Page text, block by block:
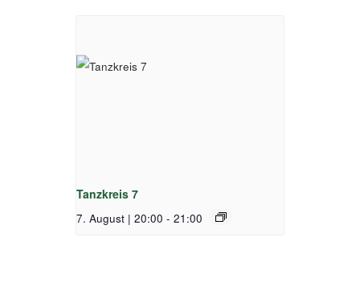
Tanzkreis 7
7. August | 20:00 - 21:00